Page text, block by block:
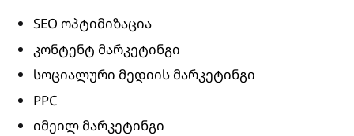
SEO ოპტიმიზაცია
კონტენტ მარკეტინგი
სოციალური მედიის მარკეტინგი
PPC
იმეილ მარკეტინგი